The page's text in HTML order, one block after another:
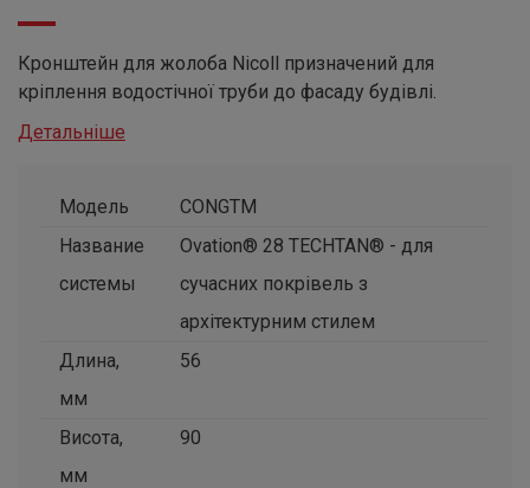
Кронштейн для жолоба Nicoll призначений для
кріплення водостічної труби до фасаду будівлі.
Детальніше
Модель
CONGTM
Название
системы
Ovation® 28 TECHTAN® - для
сучасних покрівель з
архітектурним стилем
Длина,
мм
56
Висота,
мм
90